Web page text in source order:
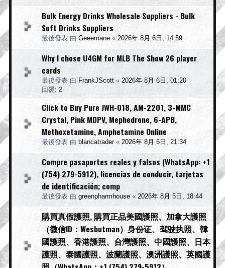
Bulk Energy Drinks Wholesale Suppliers - Bulk
Soft Drinks Suppliers
最後發表 由 Geeemane « 2026年 8月 6日, 14:59
Why I chose U4GM for MLB The Show 26 player
cards
最後發表 由 FrankJScott « 2026年 8月 6日, 01:20
回覆: 2
Click to Buy Pure JWH-018, AM-2201, 3-MMC
Crystal, Pink MDPV, Mephedrone, 6-APB,
Methoxetamine, Amphetamine Online
最後發表 由 blancatrader« 2026年 8月 5日, 21:34
Compre pasaportes reales y falsos (WhatsApp: +1
(754) 279-5912), licencias de conducir, tarjetas
de identificación; comp
最後發表 由 greenpharmhouse « 2026年 8月 5日, 18:44
購買真假護照, 購買正品美國護照、加拿大護照
（微信ID：Wesbutman）身份证、驾驶执照、韓
國護照、香港護照、台灣護照、中國護照、日本
護照、泰國護照、波蘭護照、澳洲護照、英國護